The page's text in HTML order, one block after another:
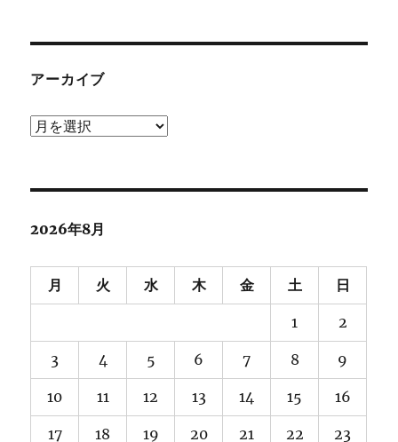
アーカイブ
ア
ブ
2026年8月
月 火 水 木 金 土 日
1 2
3 4 5 6 7 8 9
10 11 12 13 14 15 16
17 18 19 20 21 22 23